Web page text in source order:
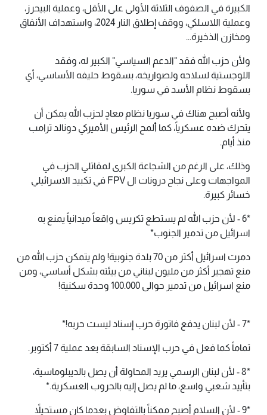
الكبيرة في الصفوف الثلاثة الأولى على الأقل، وعملية البيحرز،
وعملية اللاسلكي، ووقف إطلاق النار 2024، واستهداف الأنفاق
ومخازن الذخيرة...
ولأن حزب الله فقد "الدعم السياسي" الكبير له، وفقد
اللوجستية لسلاحه ولصواريخه، بسقوط حليفه الأساسي، أي
بسقوط نظام الأسد في سوريا.
ولأنه أصبح هناك في سوريا نظام معادٍ لحزب الله يمكن أن
يتحرك ضده عسكرياً، كما ألمح الرئيس الأميركي دونالد ترامب
منذ أيام.
وذلك، على الرغم من الشجاعة الكبرى لمقاتلي الحزب في
المواجهات وعلى نجاح درونات ال FPV في تكبيد الاسرائيلي
خسائر كبيرة.
*6 - لأن حزب الله لم يستطع تكريس واقعاً ميدانياً يمنع به
اسرائيل من تدمير الجنوب*
دمرت اسرائيل أكثر من 70 بلدة جنوبية! ولم يتمكن حزب الله من
منع تهجير أكثر من مليون لبناني من بيئته بشكل أساسي، ومن
منع اسرائيل من تدمير حوالى 100.000 وحدة سكنية!
*7 - لأن لبنان يدفع فاتورة حرب إسناد ليست حربه!*
تماماً كما فعل في حرب الإسناد السابقة بعد عملية 7 أكتوبر.
*8 - لأن لبنان الرسمي يريد المحاولة أن يصل بالديبلوماسية،
بتأييد شعبي واسع، ما لم يصل إليه بالحروب العسكرية.*
*9 - لأن السلام أصبح ممكناً بالتفاوض بعدما كان مستحيلاً